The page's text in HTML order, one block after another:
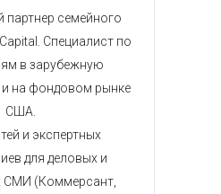
семейного
Специалист по
в зарубежную
на фондовом рынке
США.
и экспертных
для деловых и
СМИ (Коммерсант,